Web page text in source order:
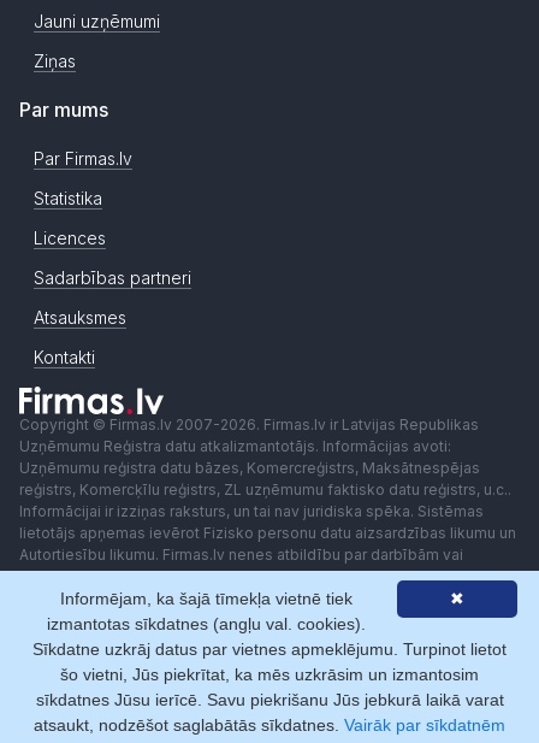
Jauni uzņēmumi
Ziņas
Par mums
Par Firmas.lv
Statistika
Licences
Sadarbības partneri
Atsauksmes
Kontakti
Copyright © Firmas.lv 2007-2026. Firmas.lv ir Latvijas Republikas
Uzņēmumu Reģistra datu atkalizmantotājs. Informācijas avoti:
Uzņēmumu reģistra datu bāzes, Komercreģistrs, Maksātnespējas
reģistrs, Komercķīlu reģistrs, ZL uzņēmumu faktisko datu reģistrs, u.c..
Informācijai ir izziņas raksturs, un tai nav juridiska spēka. Sistēmas
lietotājs apņemas ievērot Fizisko personu datu aizsardzības likumu un
Autortiesību likumu. Firmas.lv nenes atbildību par darbībām vai
lēmumiem, kas balstīti uz saņemto pakalpojumu. Lietotājam aizliegts
izmantot jebkādas automatizētas sistēmas vai iekārtas (robotus)
piekļuvei sistēmai bez rakstiskas saskaņošanas ar Firmas.lv. Galvenā
redaktore: Ingūna Pempere.
Lietošanas noteikumi
Privātuma politika Norēķini ar
✖
Informējam, ka šajā tīmekļa vietnē tiek
izmantotas sīkdatnes (angļu val. cookies).
Sīkdatne uzkrāj datus par vietnes apmeklējumu. Turpinot lietot
šo vietni, Jūs piekrītat, ka mēs uzkrāsim un izmantosim
sīkdatnes Jūsu ierīcē. Savu piekrišanu Jūs jebkurā laikā varat
atsaukt, nodzēšot saglabātās sīkdatnes. Vairāk par sīkdatnēm